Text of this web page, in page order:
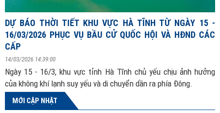
DỰ BÁO THỜI TIẾT KHU VỰC HÀ TĨNH TỪ NGÀY 15 -
16/03/2026 PHỤC VỤ BẦU CỬ QUỐC HỘI VÀ HĐND CÁC
CẤP
14/03/2026 14:39:00
Ngày 15 - 16/3, khu vực tỉnh Hà Tĩnh chủ yếu chịu ảnh hưởng
của không khí lạnh suy yếu và di chuyển dần ra phía Đông.
MỚI CẬP NHẬT